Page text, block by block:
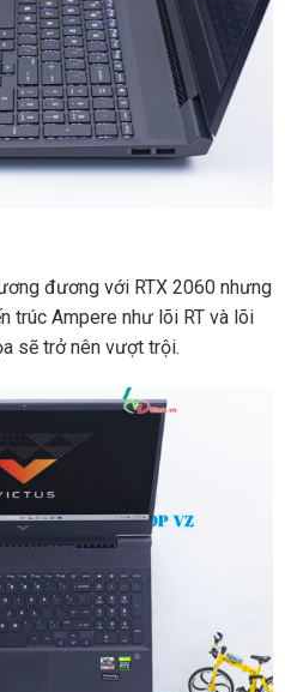
đương với RTX 2060 nhưng
trúc Ampere như lõi RT và lõi
sẽ trở nên vượt trội.